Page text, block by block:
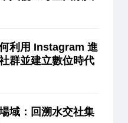
利用 Instagram 進
群並建立數位時代
域：回溯水交社集